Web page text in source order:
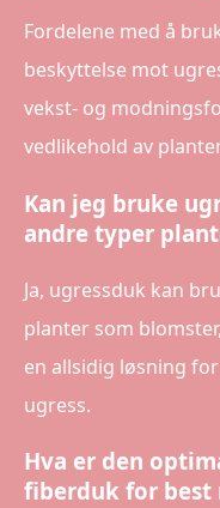
Fordelene med å
beskyttelse mot
vekst- og
vedlikehold av
Kan jeg bruke
andre typer
Ja, ugressduk kan
planter som
en allsidig løsning
ugress.
Hva er den
fiberduk for best